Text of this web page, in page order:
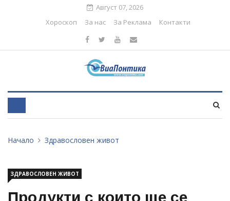
Август 07, 2026
Хороскоп
За нас За Реклама Контакти
Начало Здравословен живот
ЗДРАВОСЛОВЕН ЖИВОТ
Продукти с които ще се